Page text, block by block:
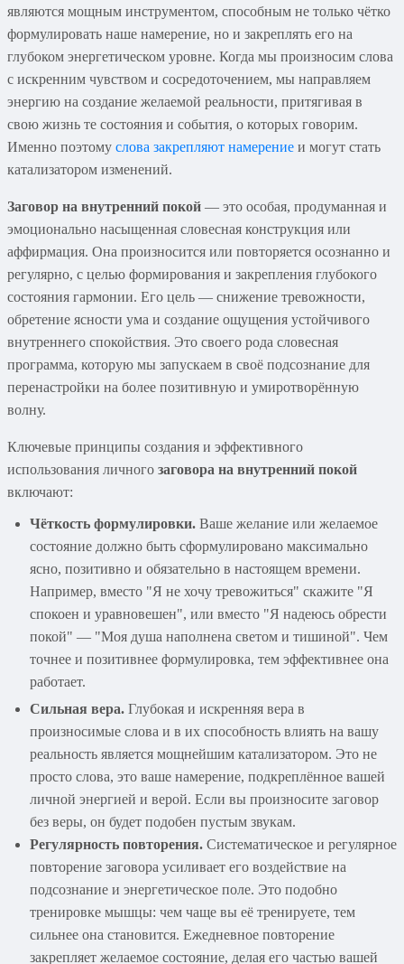
являются мощным инструментом, способным не только чётко
формулировать наше намерение, но и закреплять его на
глубоком энергетическом уровне. Когда мы произносим слова
с искренним чувством и сосредоточением, мы направляем
энергию на создание желаемой реальности, притягивая в
свою жизнь те состояния и события, о которых говорим.
Именно поэтому слова закрепляют намерение и могут стать
катализатором изменений.
Заговор на внутренний покой — это особая, продуманная и
эмоционально насыщенная словесная конструкция или
аффирмация. Она произносится или повторяется осознанно и
регулярно, с целью формирования и закрепления глубокого
состояния гармонии. Его цель — снижение тревожности,
обретение ясности ума и создание ощущения устойчивого
внутреннего спокойствия. Это своего рода словесная
программа, которую мы запускаем в своё подсознание для
перенастройки на более позитивную и умиротворённую
волну.
Ключевые принципы создания и эффективного
использования личного заговора на внутренний покой
включают:
Чёткость формулировки. Ваше желание или желаемое
состояние должно быть сформулировано максимально
ясно, позитивно и обязательно в настоящем времени.
Например, вместо "Я не хочу тревожиться" скажите "Я
спокоен и уравновешен", или вместо "Я надеюсь обрести
покой" — "Моя душа наполнена светом и тишиной". Чем
точнее и позитивнее формулировка, тем эффективнее она
работает.
Сильная вера. Глубокая и искренняя вера в
произносимые слова и в их способность влиять на вашу
реальность является мощнейшим катализатором. Это не
просто слова, это ваше намерение, подкреплённое вашей
личной энергией и верой. Если вы произносите заговор
без веры, он будет подобен пустым звукам.
Регулярность повторения. Систематическое и регулярное
повторение заговора усиливает его воздействие на
подсознание и энергетическое поле. Это подобно
тренировке мышцы: чем чаще вы её тренируете, тем
сильнее она становится. Ежедневное повторение
закрепляет желаемое состояние, делая его частью вашей